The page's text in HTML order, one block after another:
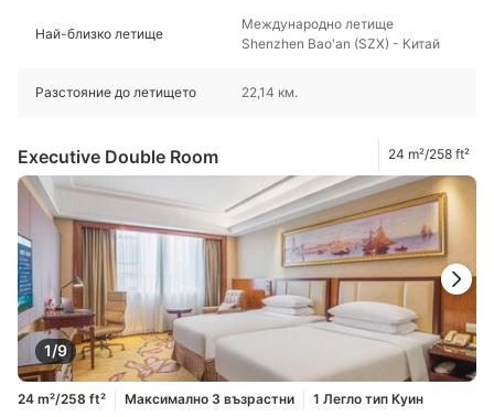
Най-близко летище
Международно летище
Shenzhen Bao'an (SZX) - Китай
Разстояние до летището 22,14 км.
Executive Double Room 24 m²/258 ft²
1/9
24 m²/258 ft² Максимално 3 възрастни
1 Легло тип Куин